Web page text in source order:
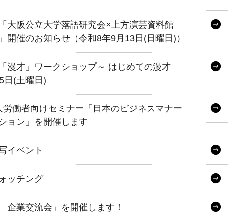
「大阪公立大学落語研究会×上方演芸資料館
開催のお知らせ（令和8年9月13日(日曜日)）
漫才」ワークショップ～ はじめての漫才
(土曜日)
労働者向けセミナー「日本のビジネスマナー
ョン」を開催します
イベント
ッチング
企業交流会」を開催します！